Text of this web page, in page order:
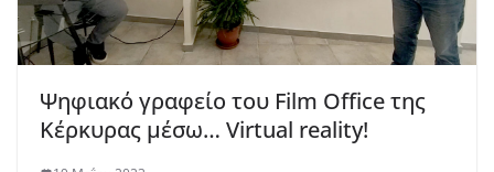
Ψηφιακό γραφείο του Film Office της
Κέρκυρας μέσω… Virtual reality!